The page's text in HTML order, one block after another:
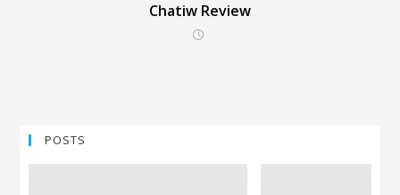
Chatiw Review
POSTS